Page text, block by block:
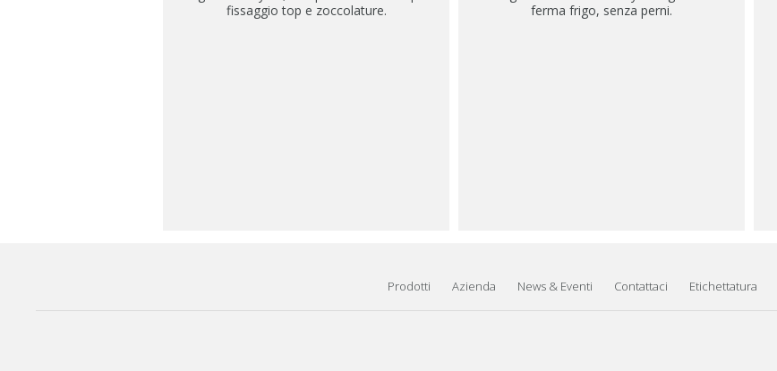
fissaggio top e zoccolature.
ferma frigo, senza perni.
Prodotti Azienda News & Eventi Contattaci Etichettatura